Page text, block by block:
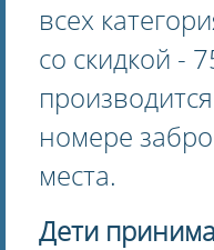
всех
со скидкой -
номере
места.
Дети